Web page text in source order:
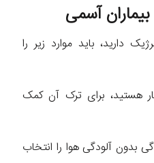
بیماران آسمی
دارید، باید موارد زیر را
هستید، برای ترک آن کمک
بدون آلودگی هوا را انتخاب